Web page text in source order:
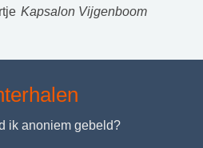
Kapsalon Vijgenboom
ik anoniem gebeld?